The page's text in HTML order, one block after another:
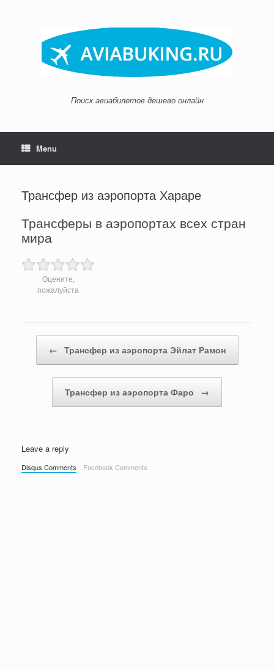
Поиск авиабилетов дешево онлайн
Menu
Трансфер из аэропорта Хараре
Трансферы в аэропортах всех стран
мира
Оцените,
пожалуйста
Post navigation
← Трансфер из аэропорта Эйлат Рамон
Трансфер из аэропорта Фаро →
Leave a reply
Disqus Comments Facebook Comments